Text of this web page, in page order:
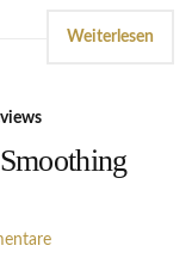
Weiterlesen